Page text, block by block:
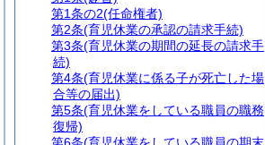
第1条の2(任命権者)
第2条(育児休業の承認の請求手続)
第3条(育児休業の期間の延長の請求手
続)
第4条(育児休業に係る子が死亡した場
合等の届出)
第5条(育児休業をしている職員の職務
復帰)